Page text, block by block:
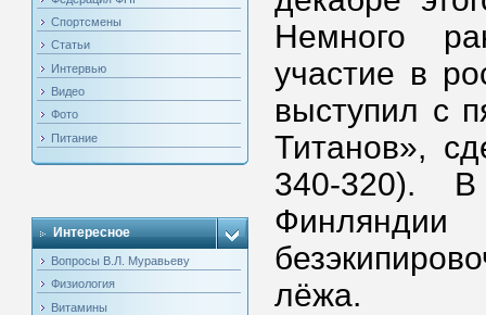
Спортсмены
Статьи
Интервью
Видео
Фото
Питание
Интересное
Вопросы В.Л. Муравьеву
Физиология
Витамины
Немного
участие в
выступил с
Титанов»,
340-320).
лёжа.